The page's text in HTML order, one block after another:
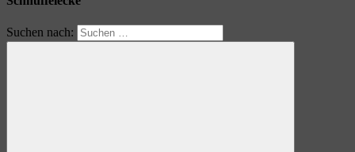
Suchen nach: